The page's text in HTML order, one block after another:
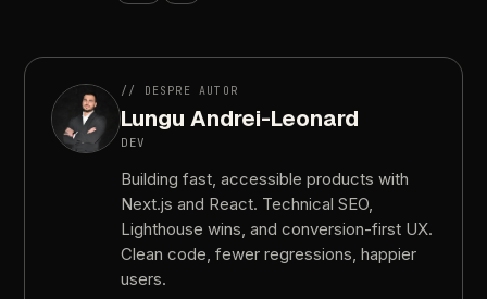
// DESPRE AUTOR
Lungu Andrei-Leonard
DEV
Building fast, accessible products with
Next.js and React. Technical SEO,
Lighthouse wins, and conversion-first UX.
Clean code, fewer regressions, happier
users.